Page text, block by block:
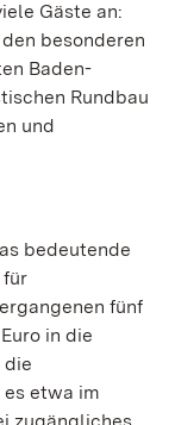
Gäste an:
besonderen
Baden-
Rundbau
und
bedeutende
fünf
in die
die
etwa im